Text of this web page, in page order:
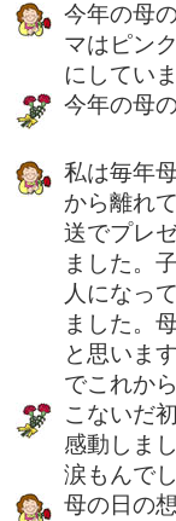
今年の母
マはピン
にしてい
今年の母
私は毎年
から離れ
送でプレ
ました。
人になっ
ました。
と思いま
でこれか
こないだ
感動しま
涙もんで
母の日の